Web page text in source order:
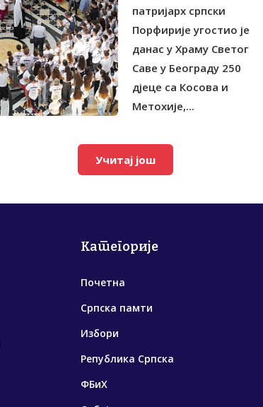
патријарх српски
Порфирије угостио је
данас у Храму Светог
Саве у Београду 250
дјеце са Косова и
Метохије,...
Учитај још
Категорије
Почетна
Српска памти
Избори
Република Српска
ФБиХ